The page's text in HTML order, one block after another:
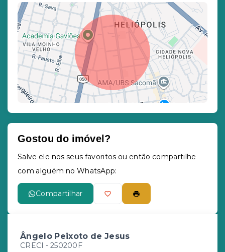
Gostou do imóvel?
Salve ele nos seus favoritos ou então compartilhe
com alguém no WhatsApp:
Compartilhar
Ângelo Peixoto de Jesus
CRECI - 250200F